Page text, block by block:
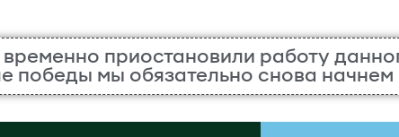
приостановили работу
победы мы обязательно снова начнем